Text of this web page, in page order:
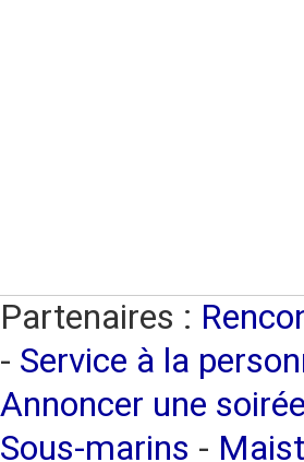
Partenaires :
- Service à la
Annoncer une soirée
Sous-marins -